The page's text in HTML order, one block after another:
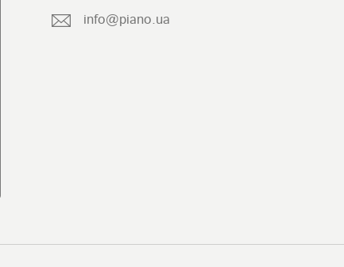
info@piano.ua